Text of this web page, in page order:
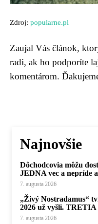
Zdroj: popularne.pl
Zaujal Vás článok,
radi, ak ho podporíte
komentárom.
Najnovšie
Dôchodcovia môžu
JEDNA vec a nepríde
7. augusta 2026
„Živý Nostradamus“
2026 už vyšli. TRETIA
7. augusta 2026